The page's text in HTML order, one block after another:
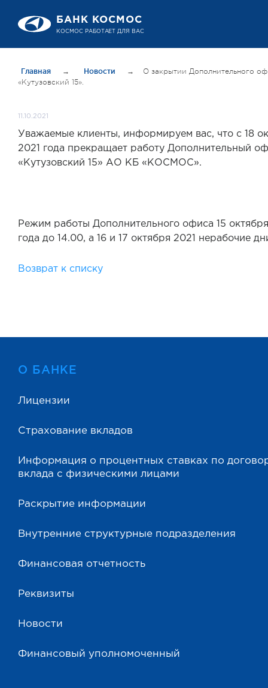
БАНК КОСМОС
Главная → Новости →
О закрытии Дополнительного
«Кутузовский 15».
11.10.2021
Уважаемые клиенты, информируем вас, что с 18
2021 года прекращает работу Дополнительный
«Кутузовский 15» АО КБ «КОСМОС».
Режим работы Дополнительного офиса 15
года до 14.00, а 16 и 17 октября 2021 нерабочие
Возврат к списку
О БАНКЕ
Лицензии
Страхование вкладов
Информация о процентных ставках по
вклада с физическими лицами
Раскрытие информации
Внутренние структурные подразделения
Финансовая отчетность
Реквизиты
Новости
Финансовый уполномоченный